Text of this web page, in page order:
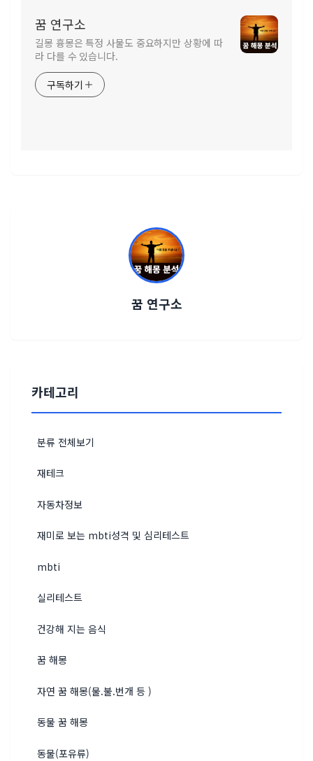
꿈 연구소
길몽 흉몽은 특정 사물도 중요하지만 상황에 따
라 다를 수 있습니다.
구독하기
꿈 연구소
카테고리
분류 전체보기
재테크
자동차정보
재미로 보는 mbti성격 및 심리테스트
mbti
실리테스트
건강해 지는 음식
꿈 해몽
자연 꿈 해몽(물.불.번개 등 )
동물 꿈 해몽
동물(포유류)